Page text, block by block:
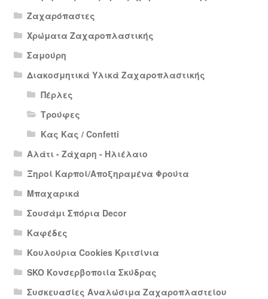
Ζαχαρόπαστες
Χρώματα Ζαχαροπλαστικής
Σαμούρη
Διακοσμητικά Υλικά Ζαχαροπλαστικής
Πέρλες
Τρούφες
Κας Κας / Confetti
Αλάτι - Ζάχαρη - Ηλιέλαιο
Ξηροί Καρποί/Αποξηραμένα Φρούτα
Μπαχαρικά
Σουσάμι Σπόρια Decor
Καφέδες
Κουλούρια Cookies Κριτσίνια
SKO Κονσερβοποιία Σκύδρας
Συσκευασίες Αναλώσιμα Ζαχαροπλαστείου